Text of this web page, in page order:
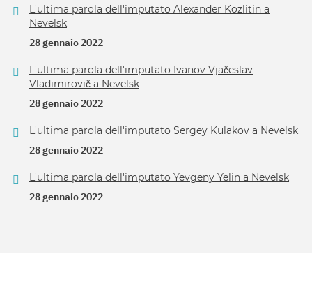
L'ultima parola dell'imputato Alexander Kozlitin a
Nevelsk
28 gennaio 2022
L'ultima parola dell'imputato Ivanov Vjačeslav
Vladimirovič a Nevelsk
28 gennaio 2022
L'ultima parola dell'imputato Sergey Kulakov a Nevelsk
28 gennaio 2022
L'ultima parola dell'imputato Yevgeny Yelin a Nevelsk
28 gennaio 2022